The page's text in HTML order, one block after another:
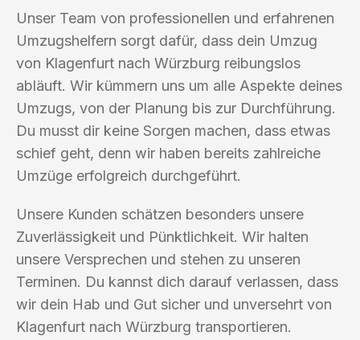
Unser Team von professionellen und erfahrenen
Umzugshelfern sorgt dafür, dass dein Umzug
von Klagenfurt nach Würzburg reibungslos
abläuft. Wir kümmern uns um alle Aspekte deines
Umzugs, von der Planung bis zur Durchführung.
Du musst dir keine Sorgen machen, dass etwas
schief geht, denn wir haben bereits zahlreiche
Umzüge erfolgreich durchgeführt.
Unsere Kunden schätzen besonders unsere
Zuverlässigkeit und Pünktlichkeit. Wir halten
unsere Versprechen und stehen zu unseren
Terminen. Du kannst dich darauf verlassen, dass
wir dein Hab und Gut sicher und unversehrt von
Klagenfurt nach Würzburg transportieren.